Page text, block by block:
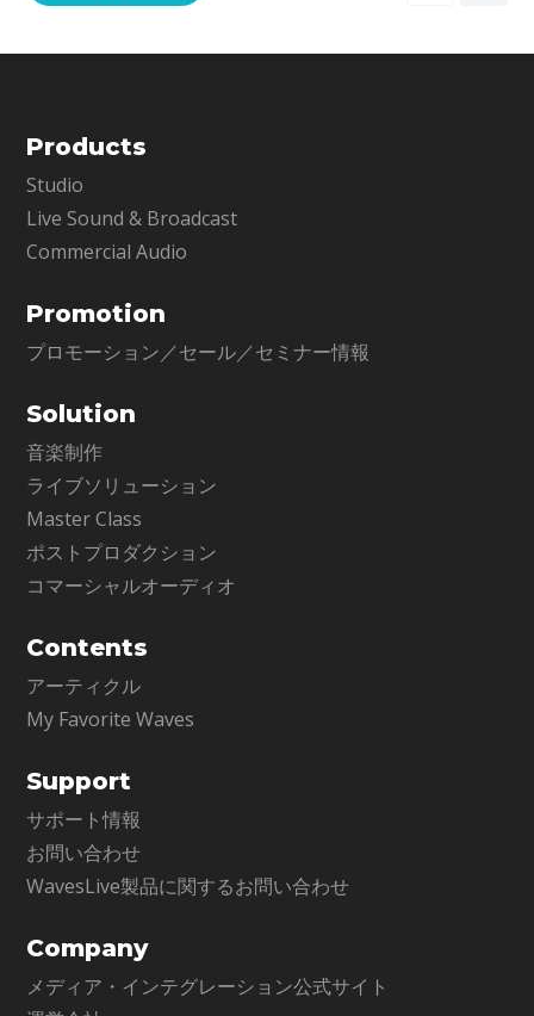
Products
Studio
Live Sound & Broadcast
Commercial Audio
Promotion
プロモーション／セール／セミナー情報
Solution
音楽制作
ライブソリューション
Master Class
ポストプロダクション
コマーシャルオーディオ
Contents
アーティクル
My Favorite Waves
Support
サポート情報
お問い合わせ
WavesLive製品に関するお問い合わせ
Company
メディア・インテグレーション公式サイト